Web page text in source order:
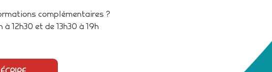
complémentaires ?
12h30 et de 13h30 à 19h